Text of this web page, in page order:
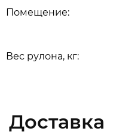
Вес рулона, кг:
Помещение:
Доставка